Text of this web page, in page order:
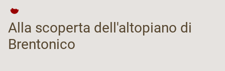
Alla scoperta dell'altopiano di
Brentonico